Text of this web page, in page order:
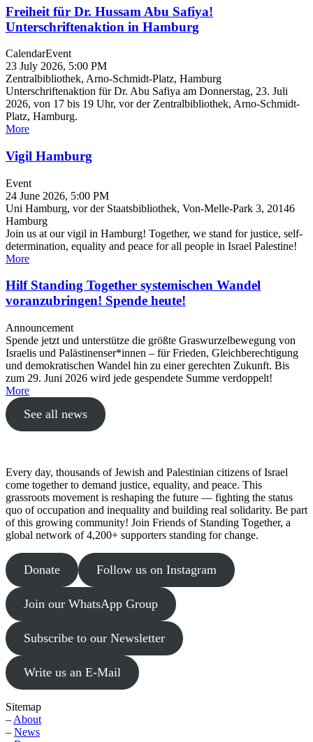
Freiheit für Dr. Hussam Abu Safiya!
Unterschriftenaktion in Hamburg
CalendarEvent
23 July 2026, 5:00 PM
Zentralbibliothek, Arno-Schmidt-Platz, Hamburg
Unterschriftenaktion für Dr. Abu Safiya am Donnerstag, 23. Juli
2026, von 17 bis 19 Uhr, vor der Zentralbibliothek, Arno-Schmidt-
Platz, Hamburg.
More
Vigil Hamburg
Event
24 June 2026, 5:00 PM
Uni Hamburg, vor der Staatsbibliothek, Von-Melle-Park 3, 20146
Hamburg
Join us at our vigil in Hamburg! Together, we stand for justice, self-
determination, equality and peace for all people in Israel Palestine!
More
Hilf Standing Together systemischen Wandel
voranzubringen! Spende heute!
Announcement
Spende jetzt und unterstütze die größte Graswurzelbewegung von
Israelis und Palästinenser*innen – für Frieden, Gleichberechtigung
und demokratischen Wandel hin zu einer gerechten Zukunft. Bis
zum 29. Juni 2026 wird jede gespendete Summe verdoppelt!
More
See all news
Every day, thousands of Jewish and Palestinian citizens of Israel
come together to demand justice, equality, and peace. This
grassroots movement is reshaping the future — fighting the status
quo of occupation and inequality and building real solidarity. Be part
of this growing community! Join Friends of Standing Together, a
global network of 4,200+ supporters standing for change.
Donate Follow us on Instagram
Join our WhatsApp Group
Subscribe to our Newsletter
Write us an E-Mail
Sitemap
– About
– News